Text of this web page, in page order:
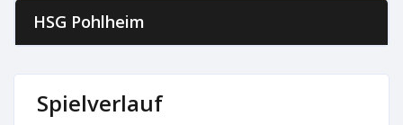
HSG Pohlheim
Spielverlauf